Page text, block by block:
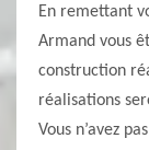
En remettant
Armand vous
construction
réalisations
Vous n’avez